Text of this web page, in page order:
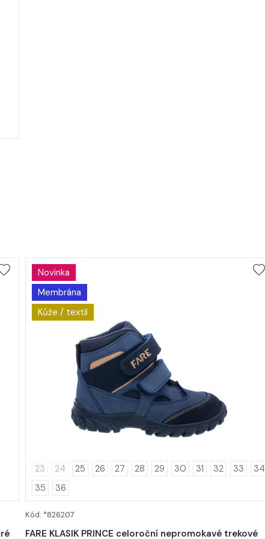
Novinka
Membrána
Kůže / textil
23 24 25 26 27 28 29 30 31 32 33
34
35
36
Kód: *826207
FARE KLASIK PRINCE celoroční nepromokavé trekové